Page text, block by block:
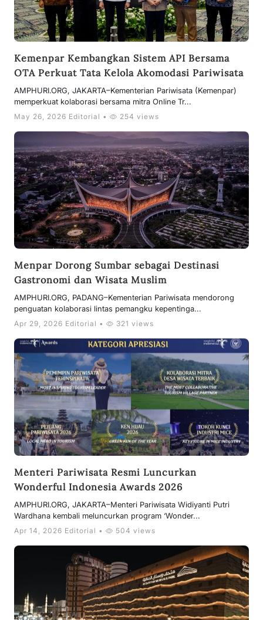
Kemenpar Kembangkan Sistem API Bersama
OTA Perkuat Tata Kelola Akomodasi Pariwisata
AMPHURI.ORG, JAKARTA–Kementerian Pariwisata (Kemenpar)
memperkuat kolaborasi bersama mitra Online Tr...
May 26, 2026 Editorial • 254 views
Menpar Dorong Sumbar sebagai Destinasi
Gastronomi dan Wisata Muslim
AMPHURI.ORG, PADANG–Kementerian Pariwisata mendorong
penguatan kolaborasi lintas pemangku kepentinga...
Apr 29, 2026 Editorial • 321 views
Menteri Pariwisata Resmi Luncurkan
Wonderful Indonesia Awards 2026
AMPHURI.ORG, JAKARTA–Menteri Pariwisata Widiyanti Putri
Wardhana kembali meluncurkan program ‘Wonder...
Apr 14, 2026 Editorial • 504 views